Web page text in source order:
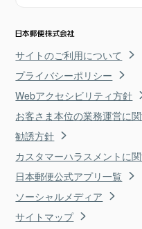
サイトのご利用について
プライバシーポリシー
Webアクセシビリティ方針
お客さま本位の業務運営に
勧誘方針
カスタマーハラスメントに
日本郵便公式アプリ一覧
ソーシャルメディア
サイトマップ